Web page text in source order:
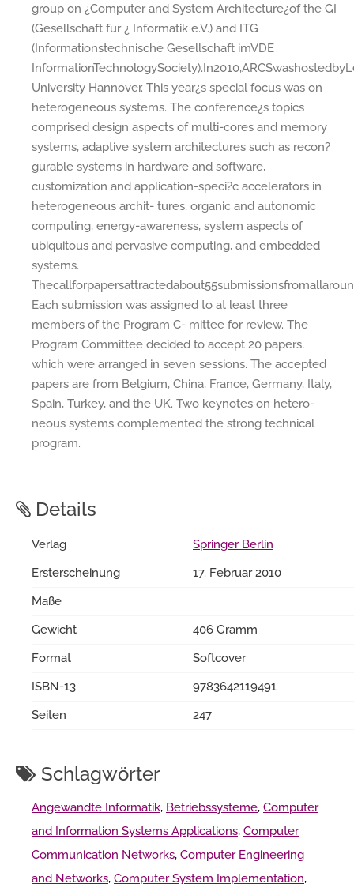
group on ¿Computer and System Architecture¿of the GI
(Gesellschaft fur ¿ Informatik e.V.) and ITG
(Informationstechnische Gesellschaft imVDE
University Hannover. This year¿s special focus was on
heterogeneous systems. The conference¿s topics
comprised design aspects of multi-cores and memory
systems, adaptive system architectures such as recon?
gurable systems in hardware and software,
customization and application-speci?c accelerators in
heterogeneous archit- tures, organic and autonomic
computing, energy-awareness, system aspects of
ubiquitous and pervasive computing, and embedded
systems.
Each submission was assigned to at least three
members of the Program C- mittee for review. The
Program Committee decided to accept 20 papers,
which were arranged in seven sessions. The accepted
papers are from Belgium, China, France, Germany, Italy,
Spain, Turkey, and the UK. Two keynotes on hetero-
neous systems complemented the strong technical
program.
Details
Verlag
Springer Berlin
Ersterscheinung
17. Februar 2010
Maße
Gewicht
406 Gramm
Format
Softcover
ISBN-13
9783642119491
Seiten
247
Schlagwörter
Angewandte Informatik, Betriebssysteme, Computer
and Information Systems Applications, Computer
Communication Networks, Computer Engineering
and Networks, Computer System Implementation,